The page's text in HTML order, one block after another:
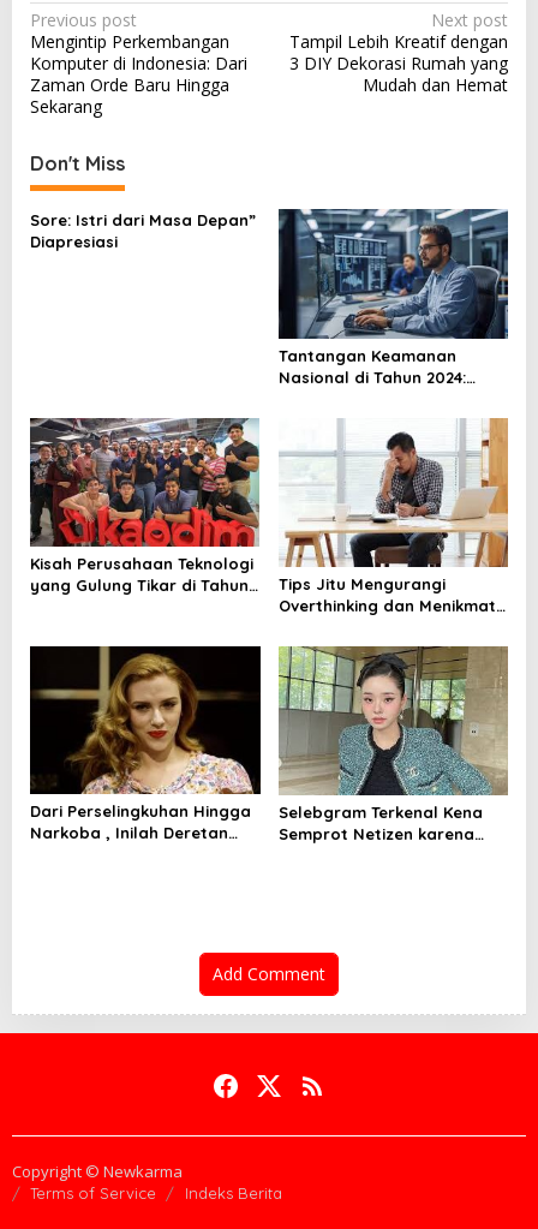
P
o
s
t
n
a
v
i
o
n
Previous post
Mengintip Perkembangan
Komputer di Indonesia: Dari
Zaman Orde Baru Hingga
Sekarang
Next post
Tampil Lebih Kreatif dengan
3 DIY Dekorasi Rumah yang
Mudah dan Hemat
Don't Miss
Sore: Istri dari Masa Depan”
Diapresiasi
Tantangan Keamanan
Nasional di Tahun 2024:
Cara Mengatasinya
Kisah Perusahaan Teknologi
yang Gulung Tikar di Tahun
Tips Jitu Mengurangi
Overthinking dan Menikmati
Dari Perselingkuhan Hingga
Narkoba , Inilah Deretan
Selebgram Terkenal Kena
Semprot Netizen karena
Add Comment
Copyright © Newkarma
Terms of Service Indeks Berita